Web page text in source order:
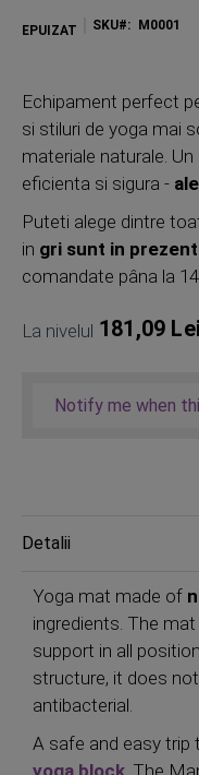
gallery
EPUIZAT SKU M0001
Echipament perfect
si stiluri de yoga mai
materiale naturale.
eficienta si sigura -
Puteti alege dintre
in gri sunt in
comandate pâna la
La nivelul 181,09 Lei
Notify me when
Detalii
Yoga mat made of
ingredients. The
support in all
structure, it does
antibacterial.
A safe and easy trip
yoga block. The